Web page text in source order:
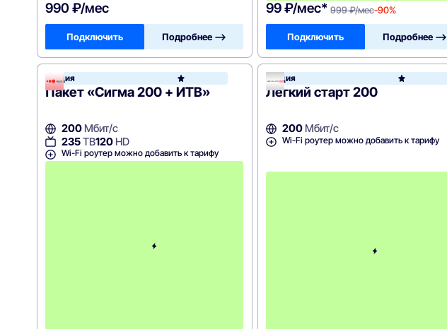
990 ₽/мес
Подключить Подробнее —>
99 ₽/мес* 999 ₽/мес-90%
Подключить Подробнее —>
Акция Акадо
Пакет «Сигма 200 + ИТВ»
200Мбит/с
235ТВ120HD
Wi-Fi роутер можно добавить к тарифу
Акция
Лёгкий старт 200
200Мбит/с
Wi-Fi роутер можно добавить к тарифу